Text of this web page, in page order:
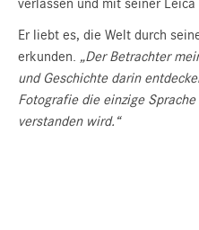
verlassen und mit seiner
Er liebt es, die Welt durch
erkunden. „Der Betrachter
und Geschichte darin
Fotografie die einzige
verstanden wird.“